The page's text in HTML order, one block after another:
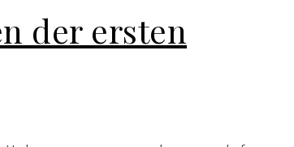
der ersten